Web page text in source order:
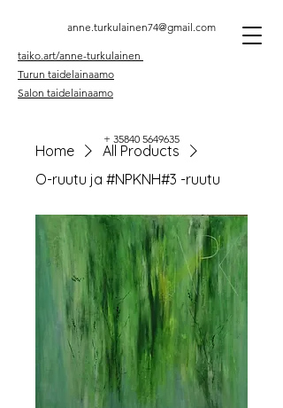
Anne Turkulainen
anne.turkulainen74@gmail.com
taiko.art/anne-turkulainen
Turun taidelainaamo
Salon taidelainaamo
+ 35840 5649635
Home
All Products
O-ruutu ja #NPKNH#3 -ruutu